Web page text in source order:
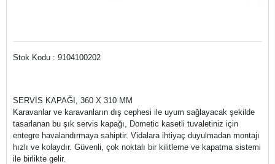
Stok Kodu : 9104100202
SERVİS KAPAĞI, 360 X 310 MM
Karavanlar ve karavanların dış cephesi ile uyum sağlayacak şekilde
tasarlanan bu şık servis kapağı, Dometic kasetli tuvaletiniz için
entegre havalandırmaya sahiptir. Vidalara ihtiyaç duyulmadan montajı
hızlı ve kolaydır. Güvenli, çok noktalı bir kilitleme ve kapatma sistemi
ile birlikte gelir.